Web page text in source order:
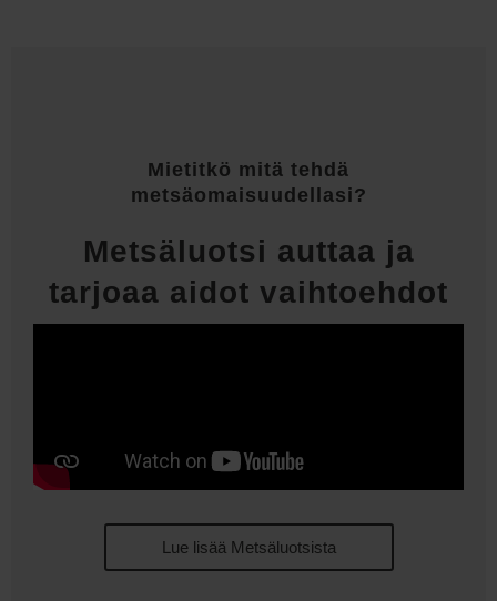
Mietitkö mitä tehdä
metsäomaisuudellasi?
Metsä­luotsi auttaa ja
tarjoaa aidot vaihtoehdot
Lue lisää Metsäluotsista